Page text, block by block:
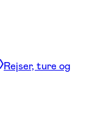
Rejser, ture og